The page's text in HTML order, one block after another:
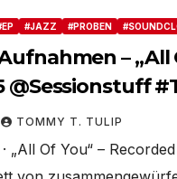
#JAZZ #PROBEN
– „All
@Sessionstuff
TOMMY T. TULIP
„All Of You“ –